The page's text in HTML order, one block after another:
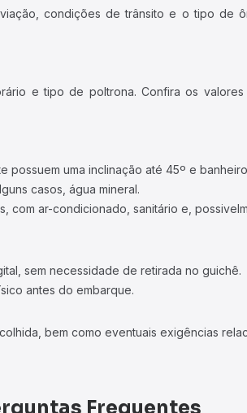
condições de trânsito e o tipo de
e tipo de poltrona. Confira os
possuem uma inclinação até 45º e
casos, água mineral.
com ar-condicionado, sanitário e,
sem necessidade de retirada no guichê.
antes do embarque.
bem como eventuais exigências
Frequentes